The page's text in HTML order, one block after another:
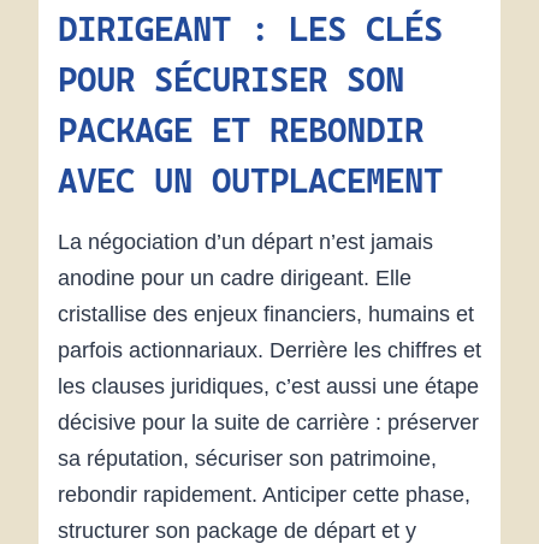
DIRIGEANT : LES CLÉS
POUR SÉCURISER SON
PACKAGE ET REBONDIR
AVEC UN OUTPLACEMENT
La négociation d’un départ n’est jamais
anodine pour un cadre dirigeant. Elle
cristallise des enjeux financiers, humains et
parfois actionnariaux. Derrière les chiffres et
les clauses juridiques, c’est aussi une étape
décisive pour la suite de carrière : préserver
sa réputation, sécuriser son patrimoine,
rebondir rapidement. Anticiper cette phase,
structurer son package de départ et y